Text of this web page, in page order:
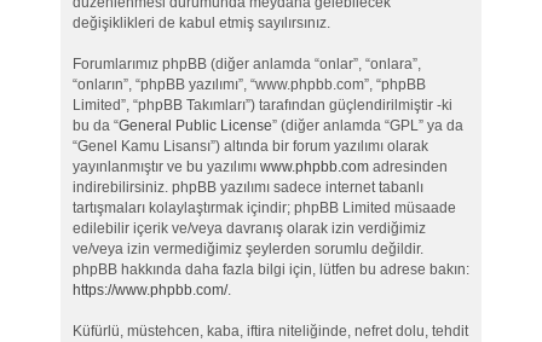
değişiklikleri de kabul etmiş sayılırsınız.
Forumlarımız phpBB (diğer anlamda “onlar”, “onlara”,
“onların”, “phpBB yazılımı”, “www.phpbb.com”, “phpBB
Limited”, “phpBB Takımları”) tarafından güçlendirilmiştir -ki
bu da “General Public License” (diğer anlamda “GPL” ya da
“Genel Kamu Lisansı”) altında bir forum yazılımı olarak
yayınlanmıştır ve bu yazılımı www.phpbb.comadresinden
indirebilirsiniz. phpBB yazılımı sadece internet tabanlı
tartışmaları kolaylaştırmak içindir; phpBB Limited müsaade
edilebilir içerik ve/veya davranış olarak izin verdiğimiz
ve/veya izin vermediğimiz şeylerden sorumlu değildir.
phpBB hakkında daha fazla bilgi için, lütfen bu adrese bakın:
https://www.phpbb.com/.
Küfürlü, müstehcen, kaba, iftira niteliğinde, nefret dolu, tehdit